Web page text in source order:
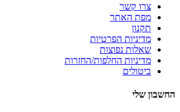
צרו קשר
מפת האתר
תקנון
מדיניות הפרטיות
שאלות נפוצות
מדיניות החלפות/החזרות
ביטולים
החשבון שלי